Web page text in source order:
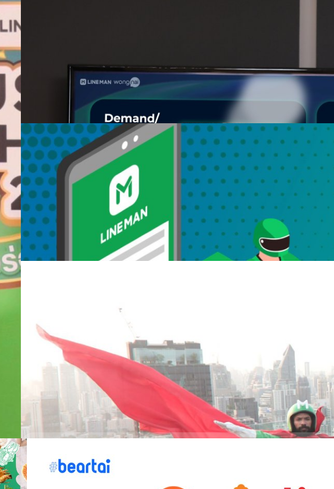
ในไทย ย้ำภาพลักษณ์ความเป็นหนึ่งของบริษัทเทคโนโลยีที่ใหญ่ที่สุดในประเทศไทย
ศุภกานต์ เหล่ารัตนกุล | 1367 days ago
31/05/2021
LINE MAN Wongnai ลดค่า GP เหลือ 25% ช่วยเหลือร้านอาหาร ใน 4 จังหวัด
พื้นที่สีแดงเข้มในเขตปริมณฑล
LINE MAN Wongnai เดินหน้า #Saveร้านอาหาร ต่อเนื่อง ประกาศมาตรการลดค่า GP เหลือ 25% เพื่อ
เยียวยาช่วยเหลือร้านอาหารใน 4 จังหวัดพื้นที่สีแดงเข้ม ได้แก่ กรุงเทพฯ นนทบุรี ปทุมธานี และสมุทรปราการที่
ได้รับผลกระทบจากการแพร่ระบาดของโควิด-19 ระลอก 3 ตลอดเดือนมิถุนายน 2564 สำหรับร้านที่ตรงตาม
เงื่อนไข สามารถสมัครขอรับสิทธิ์ (จำนวนจำกัด) ได้ตั้งแต่วันที่ 25 พฤษภาคมเป็นต้นไป
ที่ https://bit.ly/3wwqOvE นายยอด ชินสุภัคกุล ประธานเจ้าหน้าที่บริหาร LINE MAN Wongnai กล่าวว่า
“แม้ว่าร้านอาหารในพื้นที่สีแดงเข้มจะสามารถกลับมาเปิดให้นั่งรับประทานอาหารในร้านได้ไม่เกิน 25% และ
เปิดได้ถึง 21.00 น. แล้วนั้น ร้านอาหารก็ยังต้องแบกรับภาระต้นทุนในขณะที่ยังไม่สามารถได้รับรายได้เต็มร้อย
ดังนั้น LINE MAN Wongnai ในฐานะที่เป็นพาร์ตเนอร์ของร้านอาหารจึงได้ออกมาตรการเยียวยาลดค่า GP ให้
กับร้านอาหารที่มีจำนวนสาขาไม่มาก ที่ขายเดลิเวอรีในโครงการ LINE MAN GP เพื่อช่วยแบ่งเบาภาระต้นทุนใน
นนทบุรี ปทุมธานี และสมุทรปราการร้านมีจำนวนสาขาไม่เกิน 2 สาขาสมัครขอรับสิทธิ์ (จำนวนจำกัด) ได้ตั้งแต่
วันที่ 25 พฤษภาคมเป็นต้นไปที่ https://bit.ly/3wwqOvE และจะปิดรับลงทะเบียนเมื่อมีร้านที่ผ่านเงื่อนไข
ครบตามจำนวนที่กำหนดบริษัทจะพิจารณาสิทธิ์จากลำดับที่สมัครก่อน-หลัง ร้านที่ผ่านเงื่อนไขที่กำหนดตาม
ลำดับที่สมัครก่อน-หลัง จะได้รับการยืนยันสิทธิ์ผ่านแอปฯ Wongnai Merchant App ภายในวัน
ที่ 31 พฤษภาคม 2564 โดยจะได้ลดค่าธรรมเนียม GP เหลือ 25% สำหรับยอดขาย 10,000 บาทแรก ของเดือน
มิถุนายน และจะได้รับเงินคืนภายในเดือนถัดไป สอบถามข้อมูลเพิ่มเติมติดต่อฝ่ายบริการลูกค้าบน Wongnai
Merchant App…
ทีมคอนเทนต์ BT | 1893 days ago
Read More
แกร่งในฐานะผู้นำแพลตฟอร์มออนดีมานด์และข้อมูลร้านอาหารสัญชาติไทยที่ผสานความแข็งแกร่งของอีโค
ซิสเต็มระหว่าง LINE, LINE MAN และ Wongnai ทำให้ธุรกิจเดลิเวอรีโตเกิน 5 เท่าในปี 63 และธุรกิจ POS
สำหรับร้านอาหารเติบโตกว่า 3 เท่าแม้มี COVID-19 พร้อมกางแผนปี 64 เดินหน้าขยายบริการครบ 77 จังหวัด
ทั่วประเทศ พร้อมส่ง Brand Campaign ครั้งใหญ่แห่งปี “LINE MAN Food Hero สู้ทุกเมื่อ เพื่อทุกมื้อ” และ
เผยโฉมแบรนด์แอมบาสเดอร์ครั้งแรก ครั้งแรกของการแถลงผลการดำเนินธุรกิจของ LINE MAN Wongnai
หลังควบรวมกิจการในเดือนกันยายน 2563 โดยยอด ชินสุภัคกุล ประธานเจ้าหน้าที่บริหาร ได้เปิดเผยถึงความ
สำเร็จเติบโตกว่า 5 เท่าในปีที่ผ่านมา “ตัวเลขการเติบโตกว่า 5 เท่า…
ทีมคอนเทนต์ BT| 1969 days ago